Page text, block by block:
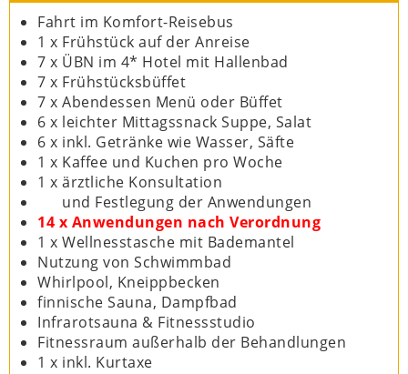
Fahrt im Komfort-Reisebus
1 x Frühstück auf der Anreise
7 x ÜBN im 4* Hotel mit Hallenbad
7 x Frühstücksbüffet
7 x Abendessen Menü oder Büffet
6 x leichter Mittagssnack Suppe, Salat
6 x inkl. Getränke wie Wasser, Säfte
1 x Kaffee und Kuchen pro Woche
1 x ärztliche Konsultation
und Festlegung der Anwendungen
14 x Anwendungen nach Verordnung
1 x Wellnesstasche mit Bademantel
Nutzung von Schwimmbad
Whirlpool, Kneippbecken
finnische Sauna, Dampfbad
Infrarotsauna & Fitnessstudio
Fitnessraum außerhalb der Behandlungen
1 x inkl. Kurtaxe